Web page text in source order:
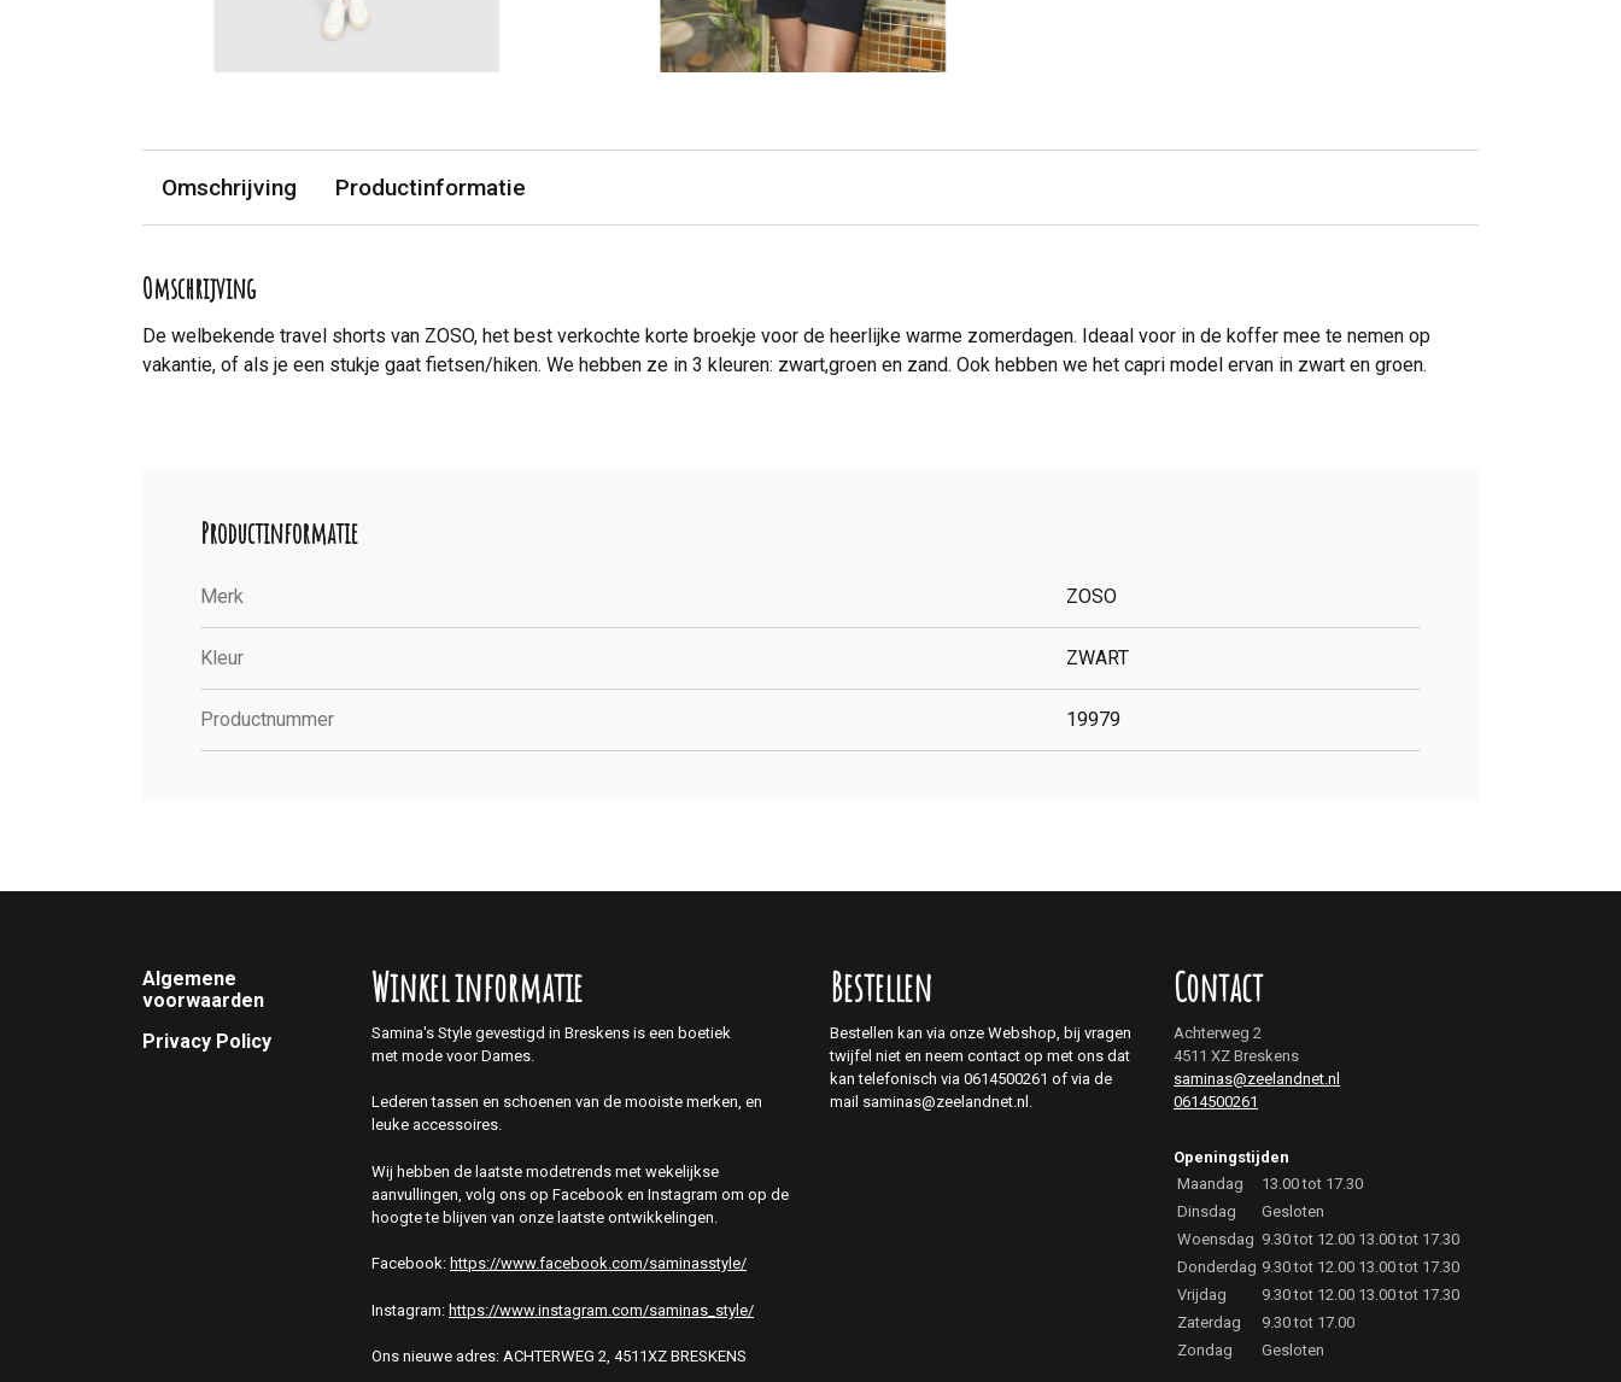
Omschrijving Productinformatie
Omschrijving
De welbekende travel shorts van ZOSO, het best verkochte korte broekje voor de heerlijke warme zomerdagen. Ideaal voor in de koffer mee te nemen op
vakantie, of als je een stukje gaat fietsen/hiken. We hebben ze in 3 kleuren: zwart,groen en zand. Ook hebben we het capri model ervan in zwart en groen.
Productinformatie
Merk ZOSO
Kleur ZWART
Productnummer 19979
Footer
Algemene
voorwaarden
Privacy Policy
Winkel informatie
Samina's Style gevestigd in Breskens is een boetiek
met mode voor Dames.
Lederen tassen en schoenen van de mooiste merken, en
leuke accessoires.
Wij hebben de laatste modetrends met wekelijkse
aanvullingen, volg ons op Facebook en Instagram om op de
hoogte te blijven van onze laatste ontwikkelingen.
Facebook: https://www.facebook.com/saminasstyle/
Instagram: https://www.instagram.com/saminas_style/
Ons nieuwe adres: ACHTERWEG 2, 4511XZ BRESKENS
Bestellen
Bestellen kan via onze Webshop, bij vragen
twijfel niet en neem contact op met ons dat
kan telefonisch via 0614500261 of via de
mail saminas@zeelandnet.nl.
Contact
Achterweg 2
4511 XZ Breskens
saminas@zeelandnet.nl
0614500261
Openingstijden
Maandag
13.00 tot 17.30
Dinsdag
Gesloten
Woensdag 9.30 tot 12.00 13.00 tot 17.30
Donderdag 9.30 tot 12.00 13.00 tot 17.30
Vrijdag
9.30 tot 12.00 13.00 tot 17.30
Zaterdag
9.30 tot 17.00
Zondag
Gesloten